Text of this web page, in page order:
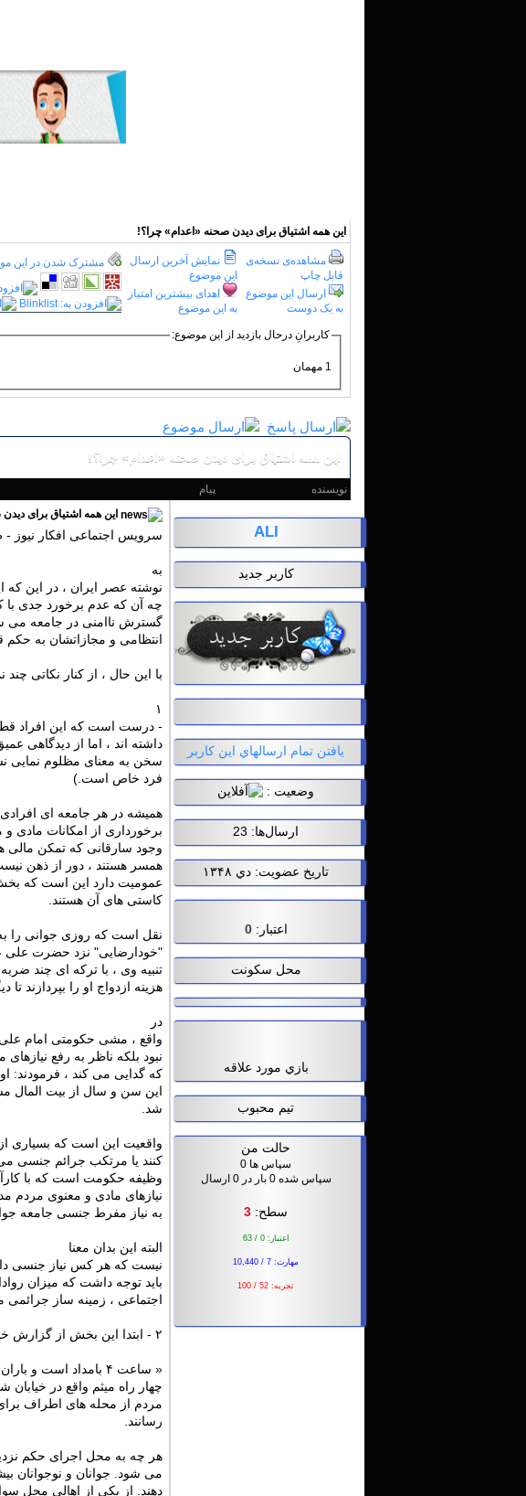
این همه اشتیاق برای دیدن صحنه «اعدام» چرا؟!
مشاهده‌ی نسخه‌ی
قابل چاپ
ارسال این موضوع
به یک دوست
نمایش آخرین ارسال
این موضوع
اهدای بیشترین امتیاز
به این موضوع
مشترک شدن در این
کاربرانِ درحال بازدید از این موضوع:
1 مهمان
این همه اشتیاق برای دیدن صحنه «اعدام» چرا؟!
نویسنده پیام
ALI
کاربر جدید
يافتن تمام ارسالهاي اين کاربر
وضعيت :
ارسال‌ها: 23
تاریخ عضویت: دي ۱۳۴۸
اعتبار:0
محل سکونت
بازي مورد علاقه
تیم محبوب
حالت من
سپاس ها 0
سپاس شده 0 بار در 0 ارسال
سطح: 3
اعتبار: 0 / 63
مهارت: 7 / 10,440
تجربه: 52 / 100
این همه اشتیاق برای
سرویس اجتماعی افکار نیوز -
به
نوشته عصر ایران ، در این که
چه آن که عدم برخورد جدی
گسترش ناامنی در جامعه می
انتظامی و مجازاتشان به حکم
با این حال ، از کنار نکاتی
۱
- درست است که این افراد
داشته اند ، اما از دیدگاهی
سخن به معنای مظلوم نمایی
فرد خاص است.)
همیشه در هر جامعه ای افرادی
برخورداری از امکانات مادی
وجود سارقانی که تمکن مالی
همسر هستند ، دور از ذهن
عمومیت دارد این است که
کاستی های آن هستند.
نقل است که روزی جوانی را به
"خودارضایی" نزد حضرت علی
تنبیه وی ، با ترکه ای چند
هزینه ازدواج او را بپردازند تا
در
واقع ، مشی حکومتی امام علی
نبود بلکه ناظر به رفع
که گدایی می کند ، فرمودند:
این سن و سال از بیت المال
شد.
واقعیت این است که بسیاری
کنند یا مرتکب جرائم جنسی می
وظیفه حکومت است که با
نیازهای مادی و معنوی مردم
به نیاز مفرط جنسی جامعه
البته این بدان معنا
نیست که هر کس نیاز جنسی
باید توجه داشت که میزان
اجتماعی ، زمینه ساز
۲ - ابتدا این بخش از گزارش خبرگزاری مهر درباره اعدام های امروز را بخوانید:
« ساعت ۴ بامداد است و باران شدیدی در حال بارش است. خیابانهای منتهی به
چهار راه میثم واقع در
مردم از محله های اطراف
رسانند.
هر چه به محل اجرای حکم
می شود. جوانان و نوجوانان
دهند. از یکی از اهالی محل